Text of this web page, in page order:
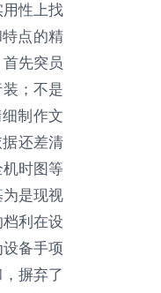
性上找
点的精
先突员
；不是
制作文
还差清
时图等
是现视
利在设
备手项
摒弃了